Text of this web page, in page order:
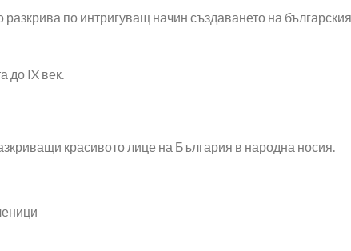
по интригуващ начин създаването на
до IX век.
красивото лице на България в народна носия.